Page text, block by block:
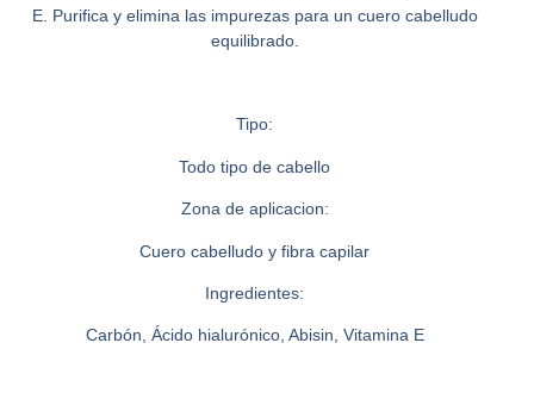
E. Purifica y elimina las impurezas para un cuero cabelludo
equilibrado.
Tipo:
Todo tipo de cabello
Zona de aplicacion:
Cuero cabelludo y fibra capilar
Ingredientes:
Carbón, Ácido hialurónico, Abisin, Vitamina E